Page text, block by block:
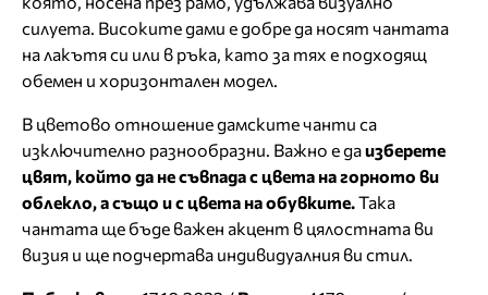
силуета. Високите дами е добре да носят чантата
на лакътя си или в ръка, като за тях е подходящ
обемен и хоризонтален модел.
В цветово отношение дамските чанти са
изключително разнообразни. Важно е даизберете
цвят, който да не съвпада с цвета на горното ви
облекло, а също и с цвета на обувките. Така
чантата ще бъде важен акцент в цялостната ви
визия и ще подчертава индивидуалния ви стил.